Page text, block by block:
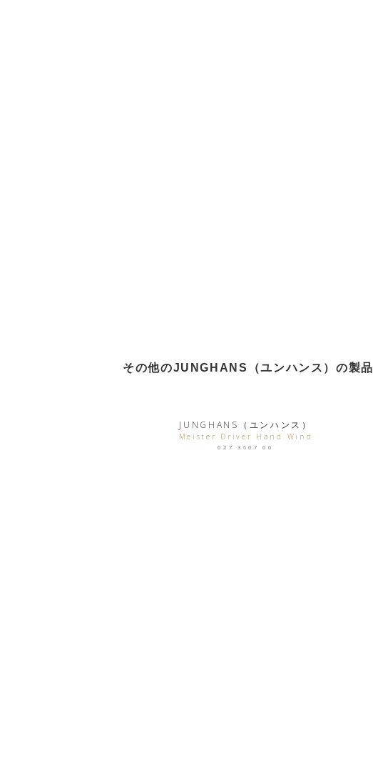
その他のJUNGHANS（ユンハンス）の製品
JUNGHANS（ユンハンス）
Meister Driver Hand Wind
027 3607 00